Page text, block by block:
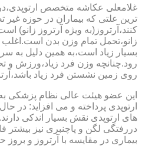
غلامعلی عکاشه متخصص
ترین علتی که بیماران در حوزه
کنند،آرتروز(به ویژه آرتروز زانو)
زانو،تحمل تمام وزن بدن
بسیار زیاد است،به همین دلیل
رود.چنانچه وزن فرد زیاد،ورزش و
روی زمین نشستن فرد زیاد
این عضو هیئت عالی نظام پزشکی
ارتوپدی پرداخته و می افزاید: در
های ارتوپدی نقش بسیار اندکی
دررفتگی لگن و پاچنبری نیز بیشتر
بیماری در مقایسه با آرتروز و